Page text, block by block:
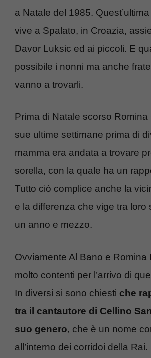
a Natale del 1985.
vive a Spalato, in Croazia,
Davor Luksic ed ai piccoli. E
possibile i nonni ma anche
vanno a trovarli.
Prima di Natale scorso Romina
sue ultime settimane prima di
mamma era andata a trovare
sorella, con la quale ha un
Tutto ciò complice anche la
e la differenza che vige tra loro
un anno e mezzo.
Ovviamente Al Bano e Romina
molto contenti per l’arrivo di
In diversi si sono chiesti che
tra il cantautore di Cellino
suo genero, che è un nome
all’interno dei corridoi della Rai.